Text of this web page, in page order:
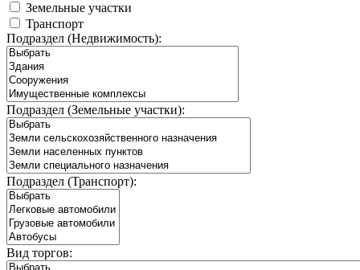
Земельные участки
Транспорт
Подраздел (Недвижимость):
Подраздел (Земельные участки):
Подраздел (Транспорт):
Вид торгов: